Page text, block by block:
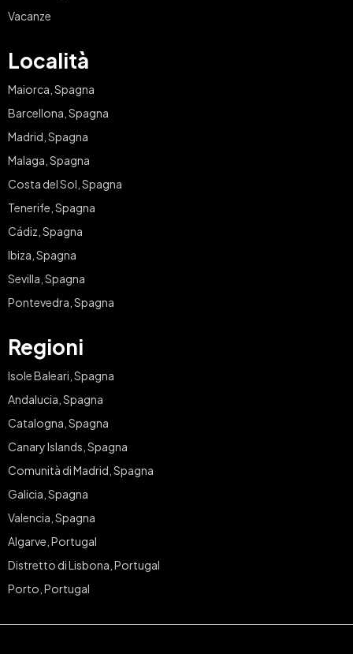
Vacanze
Località
Maiorca, Spagna
Barcellona, Spagna
Madrid, Spagna
Malaga, Spagna
Costa del Sol, Spagna
Tenerife, Spagna
Cádiz, Spagna
Ibiza, Spagna
Sevilla, Spagna
Pontevedra, Spagna
Regioni
Isole Baleari, Spagna
Andalucia, Spagna
Catalogna, Spagna
Canary Islands, Spagna
Comunità di Madrid, Spagna
Galicia, Spagna
Valencia, Spagna
Algarve, Portugal
Distretto di Lisbona, Portugal
Porto, Portugal